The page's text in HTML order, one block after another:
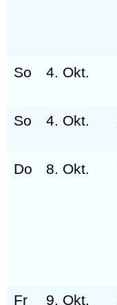
So 4. Okt.
So 4. Okt.
Do
8. Okt.
Fr 9. Okt.